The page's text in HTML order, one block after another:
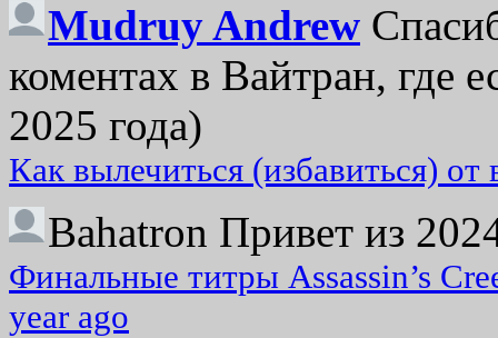
Mudruy Andrew
коментах в Вайтран, где
2025 года)
Как вылечиться (избавиться)
Bahatron Привет из
Финальные титры Assassin’s
year ago